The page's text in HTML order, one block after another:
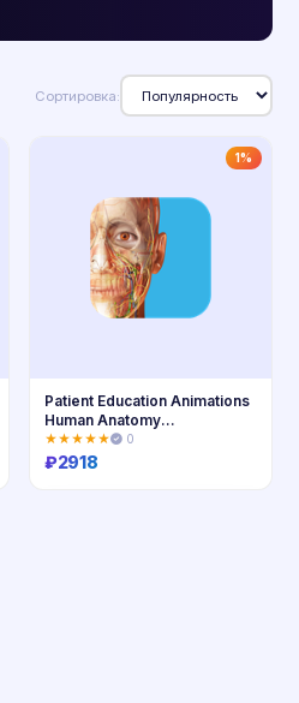
Сортировка:
1%
Patient Education Animations
Human Anatomy
Atlas✅MSstor
★★★★★ 0
₽2918